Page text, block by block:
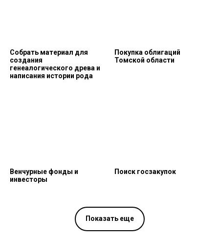
Собрать материал для
создания
генеалогического древа и
написания истории рода
Покупка облигаций
Томской области
Венчурные фонды и
инвесторы
Поиск госзакупок
Показать еще